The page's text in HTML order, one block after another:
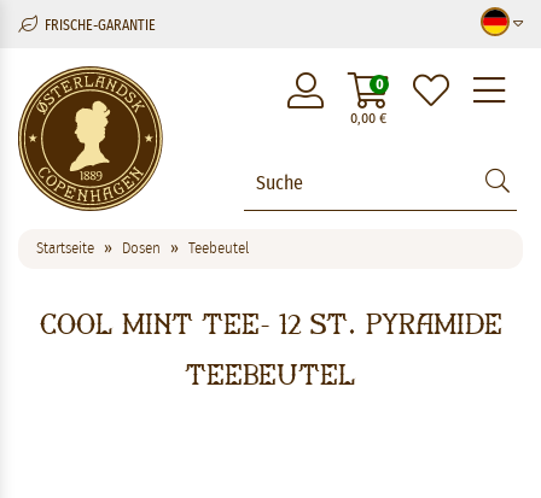
FRISCHE-GARANTIE
0,00€
0
Startseite Dosen Teebeutel
Cool Mint Tee- 12 St. Pyramide
Teebeutel